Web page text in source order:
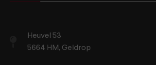
Heuvel 53
5664 HM, Geldrop